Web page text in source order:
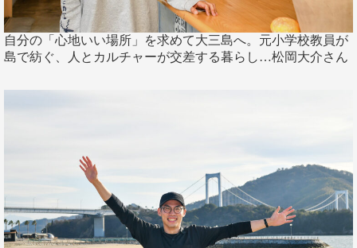
自分の「心地いい場所」を求めて大三島へ。元小学校教員が
島で紡ぐ、人とカルチャーが交差する暮らし…松岡大介さん